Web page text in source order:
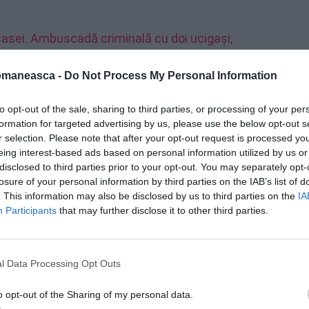
- Do Not Process My Personal Information
opt-out of the sale, sharing to third parties, or processing of your
for targeted advertising by us, please use the below opt-out
selection. Please note that after your opt-out request is processed
interest-based ads based on personal information utilized by us
to third parties prior to your opt-out. You may separately
of your personal information by third parties on the IAB’s list of
This information may also be disclosed by us to third parties on the
Participants that may further disclose it to other third parties.
Data Processing Opt Outs
opt-out of the Sharing of my personal data.
Ambuscadă criminală cu doi ucigași,
de soț
soția unui infractor albanez, victimă
de coșmar și de bătăi, să
soțului violent care i-a dat
a-și lua fiul de la școală. Faptul că soția
mai ales după ce infractorul albanez
l-a luat pe Mihai, s-au certat și
„dacă soția ta nu tace, vă aranje„z
și telefonic. Mihai îi spusese soției sale: